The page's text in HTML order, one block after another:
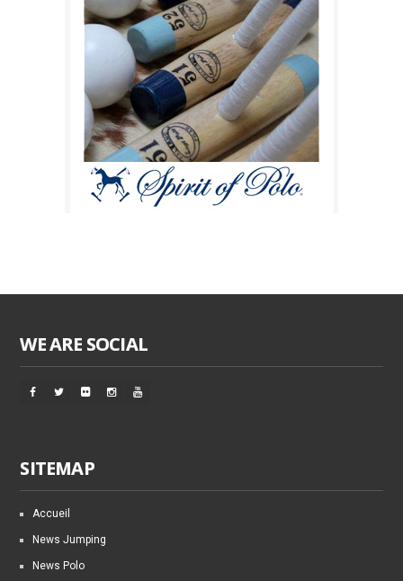
WE ARE SOCIAL
SITEMAP
Accueil
News Jumping
News Polo